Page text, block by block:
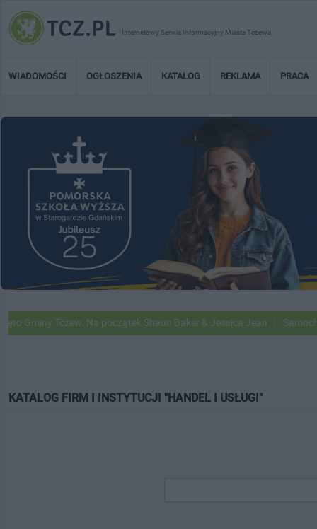
Internetowy Serwis Informacyjny Miasta Tczewa
WIADOMOŚCI OGŁOSZENIA KATALOG REKLAMA PRACA
Tczew. Na początek Shaun Baker & Jessica Jean Samochody
KATALOG FIRM I INSTYTUCJI "HANDEL I USŁUGI"